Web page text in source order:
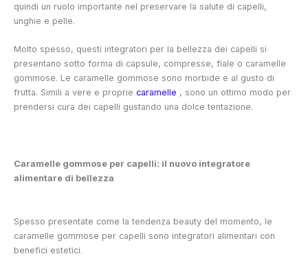
quindi un ruolo importante nel preservare la salute di capelli,
unghie e pelle.
Molto spesso, questi integratori per la bellezza dei capelli si
presentano sotto forma di capsule, compresse, fiale o caramelle
gommose. Le caramelle gommose sono morbide e al gusto di
frutta. Simili a vere e proprie caramelle , sono un ottimo modo per
prendersi cura dei capelli gustando una dolce tentazione.
Caramelle gommose per capelli: il nuovo integratore
alimentare di bellezza
Spesso presentate come la tendenza beauty del momento, le
caramelle gommose per capelli sono integratori alimentari con
benefici estetici.